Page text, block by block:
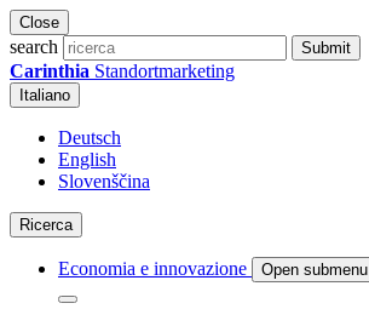
Close
search Submit
Carinthia Standortmarketing
Italiano
Deutsch
English
Slovenščina
Ricerca
Economia e innovazione Open submenu